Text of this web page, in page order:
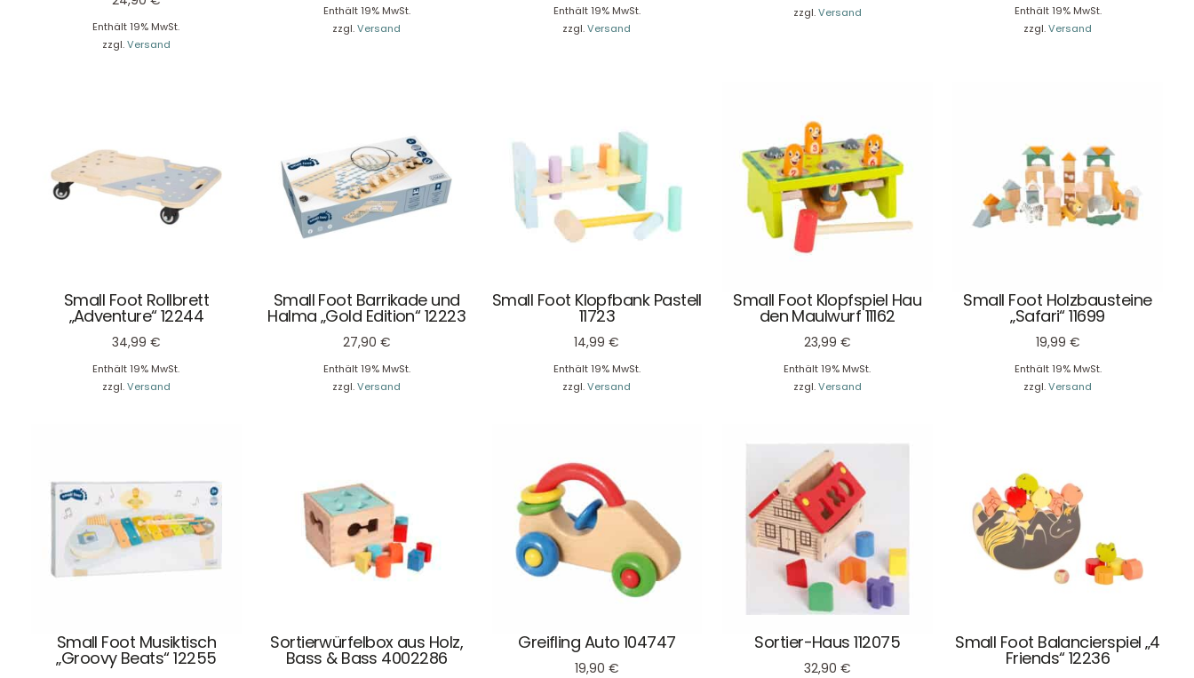
Enthält 19% MwSt.
zzgl.Versand
Enthält 19% MwSt.
zzgl.Versand
Enthält 19% MwSt.
zzgl.Versand
zzgl.Versand
Enthält 19% MwSt.
zzgl.Versand
Small Foot Rollbrett
„Adventure“ 12244
34,99 €
Enthält 19% MwSt.
zzgl.Versand
Small Foot Barrikade und
Halma „Gold Edition“ 12223
27,90 €
Enthält 19% MwSt.
zzgl.Versand
Small Foot Klopfbank Pastell
11723
14,99€
Enthält 19% MwSt.
zzgl.Versand
Small Foot Klopfspiel Hau
den Maulwurf 11162
23,99 €
Enthält 19% MwSt.
zzgl.Versand
Small Foot Holzbausteine
„Safari“ 11699
19,99 €
Enthält 19% MwSt.
zzgl.Versand
Small Foot Musiktisch
„Groovy Beats“ 12255
Sortierwürfelbox aus Holz,
Bass & Bass 4002286
Greifling Auto 104747
19,90 €
Sortier-Haus 112075
32,90 €
Small Foot Balancierspiel „4
Friends“ 12236
DHL Versand Service & Beratung
Kauf auch bei uns in Haan direkt abholen.
Unser Geschenkkorb
WhatsApp mitzuteilen.
August-Macke-Weg 17,
42781 Haan
Tel: +49 2129 5654742
E-Mail: info@hollyclaire.de
Unser Blog
Versand & Lieferung
Newsletter
Info Gutscheincode!
NEWSLETTER